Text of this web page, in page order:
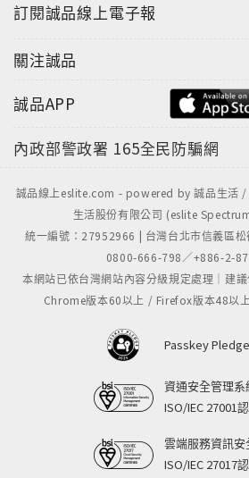
訂閱誠品線上電子報
關注誠品
誠品APP
內政部警政署 165全民防騙網
誠品線上eslite.com - powered by 誠品生活 /
生活股份有限公司 (eslite
統一編號：27952966 | 台灣台北市信義區松
0800-666-798／+886-2-
本網站已依台灣網站內容分級規定處理｜建
Chrome版本60以上 / Firefox版本48以
Passkey Pledge
資通安全管理系
ISO/IEC 27001
雲端服務資訊
ISO/IEC 27017